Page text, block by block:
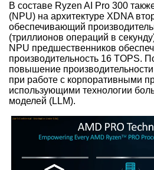
В составе Ryzen AI Pro 300
(NPU) на архитектуре XDNA
обеспечивающий
(триллионов операций в
NPU предшественников
производительность 16 TOPS.
повышение
при работе с корпоративными
использующими технологии
моделей (LLM).